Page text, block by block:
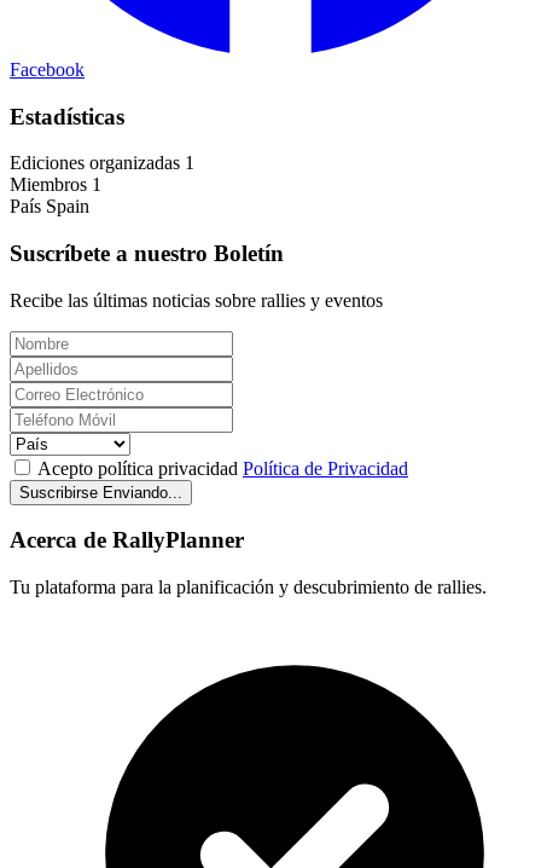
Facebook
Estadísticas
Ediciones organizadas 1
Miembros 1
País Spain
Suscríbete a nuestro Boletín
Recibe las últimas noticias sobre rallies y eventos
Acepto política privacidad Política de Privacidad
Suscribirse Enviando...
Acerca de RallyPlanner
Tu plataforma para la planificación y descubrimiento de rallies.